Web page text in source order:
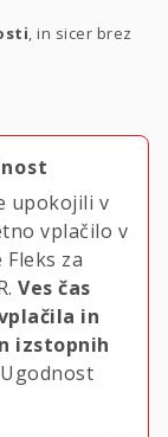
, in sicer brez
upokojili v
vplačilo v
za
Ves čas
in
izstopnih